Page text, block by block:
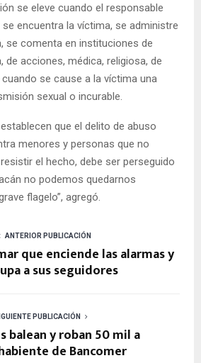
se eleve cuando el responsable
encuentra la víctima, se administre
se comenta en instituciones de
de acciones, médica, religiosa, de
se cause a la víctima una
sexual o incurable.
que el delito de abuso
menores y personas que no
el hecho, debe ser perseguido
no podemos quedarnos
flagelo”, agregó.
ANTERIOR PUBLICACIÓN
que enciende las alarmas y
a sus seguidores
PUBLICACIÓN
balean y roban 50 mil a
de Bancomer